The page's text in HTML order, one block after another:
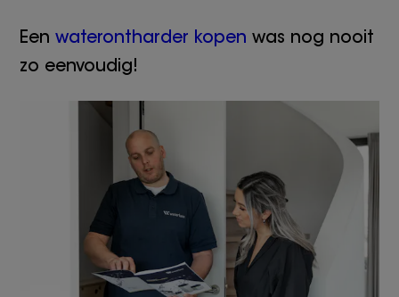
Eenwaterontharder kopen was nog nooit
zo eenvoudig!